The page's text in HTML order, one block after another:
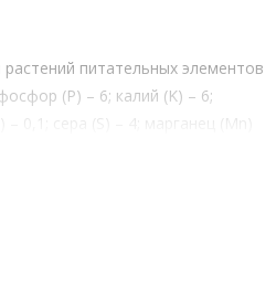
питательных элементов
(P) – 6; калий (K) – 6;
0,1; сера (S) – 4; марганец (Mn)
– 0,01; цинк (Zn) – 0,01;